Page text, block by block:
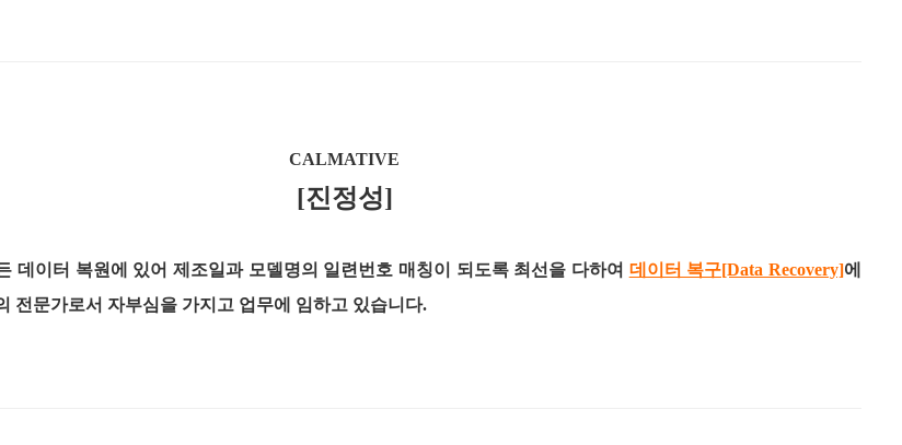
CALMATIVE
[진정성]
데이터 복원에 있어 제조일과 모델명의 일련번호 매칭이 되도록 최선을 다하여 데이터 복구[Data Recovery]에
전문가로서 자부심을 가지고 업무에 임하고 있습니다.